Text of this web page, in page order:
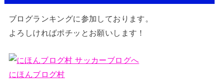
ブログランキングに参加しております。
よろしければポチッとお願いします！
にほんブログ村